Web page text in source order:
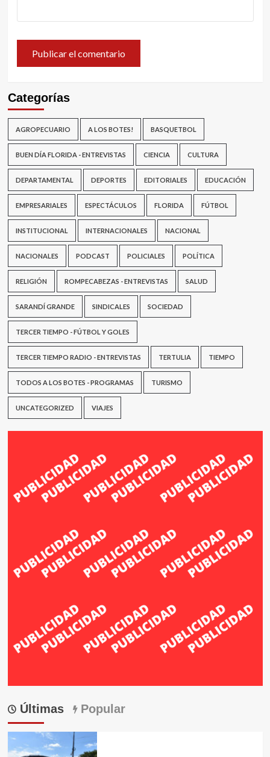
Categorías
AGROPECUARIO A LOS BOTES! BASQUETBOL
BUEN DÍA FLORIDA - ENTREVISTAS CIENCIA CULTURA
DEPARTAMENTAL DEPORTES EDITORIALES EDUCACIÓN
EMPRESARIALES ESPECTÁCULOS FLORIDA FÚTBOL
INSTITUCIONAL INTERNACIONALES NACIONAL
NACIONALES PODCAST POLICIALES POLÍTICA
RELIGIÓN ROMPECABEZAS - ENTREVISTAS SALUD
SARANDÍ GRANDE SINDICALES SOCIEDAD
TERCER TIEMPO - FÚTBOL Y GOLES
TERCER TIEMPO RADIO - ENTREVISTAS TERTULIA TIEMPO
TODOS A LOS BOTES - PROGRAMAS TURISMO
UNCATEGORIZED VIAJES
Últimas Popular